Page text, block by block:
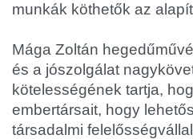
munkák köthetők az
Mága Zoltán
és a jószolgálat
kötelességének tartja,
embertársait, hogy
társadalmi